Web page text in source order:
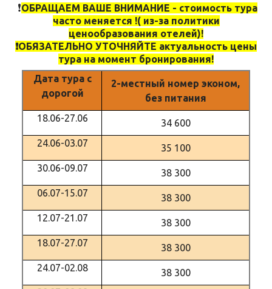
❗️ОБРАЩАЕМ ВАШЕ ВНИМАНИЕ - стоимость тура
часто меняется !( из-за политики
ценообразования отелей)!
❗️ОБЯЗАТЕЛЬНО УТОЧНЯЙТЕ актуальность цены
тура на момент бронирования!
Дата тура с
дорогой
2-местный номер эконом,
без питания
18.06-27.06
34 600
24.06-03.07
35 100
30.06-09.07
38 300
06.07-15.07
38 300
12.07-21.07
38 300
18.07-27.07
38 300
24.07-02.08
38 300